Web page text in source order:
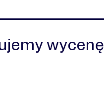
wycenę